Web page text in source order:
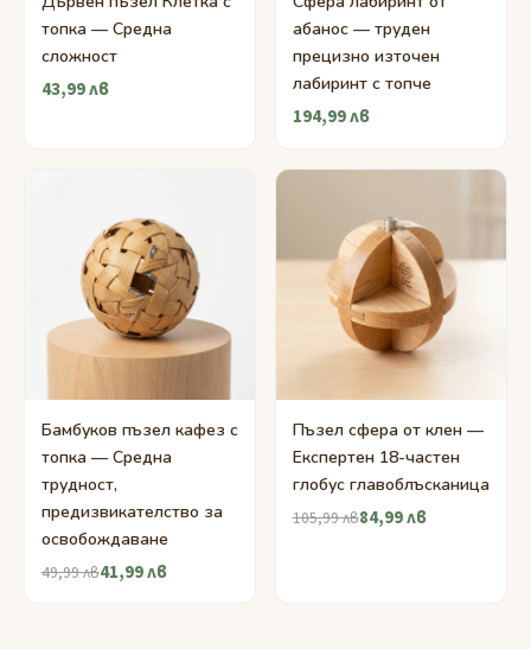
топка — Средна
сложност
43,99 лв
абанос — труден
прецизно източен
лабиринт с топче
194,99 лв
Бамбуков пъзел кафез с
топка — Средна
трудност,
предизвикателство за
освобождаване
49,99 лв41,99 лв
Пъзел сфера от клен —
Експертен 18-частен
глобус главоблъсканица
105,99 лв84,99 лв